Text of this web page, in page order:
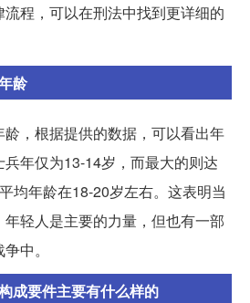
程，可以在刑法中找到更详细的
龄
，根据提供的数据，可以看出年
年仅为13-14岁，而最大的则达
均年龄在18-20岁左右。这表明当
轻人是主要的力量，但也有一部
中。
成要件主要有什么样的